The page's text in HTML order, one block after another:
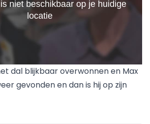
dal blijkbaar overwonnen en Max
gevonden en dan is hij op zijn